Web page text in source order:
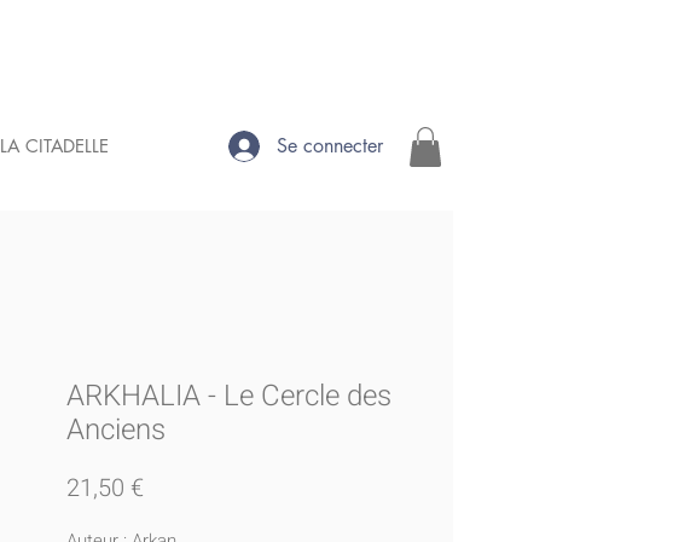
LA CITADELLE Se connecter
ARKHALIA - Le Cercle des
Anciens
21,50 €